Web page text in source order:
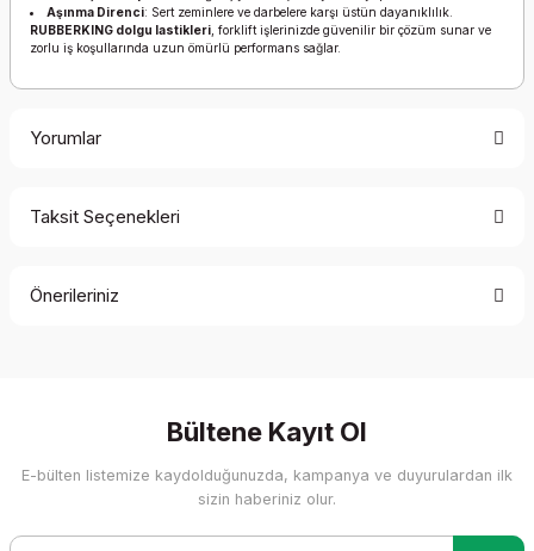
Aşınma Direnci: Sert zeminlere ve darbelere karşı üstün dayanıklılık.
RUBBERKING dolgu lastikleri , forklift işlerinizde güvenilir bir çözüm sunar ve
zorlu iş koşullarında uzun ömürlü performans sağlar.
Yorumlar
Taksit Seçenekleri
Önerileriniz
Görüş ve önerileriniz için teşekkür ederiz.
Ürün resmi kalitesiz, bozuk veya görüntülenemiyor.
Bültene Kayıt Ol
E-bülten listemize kaydolduğunuzda, kampanya ve duyurulardan ilk
sizin haberiniz olur.